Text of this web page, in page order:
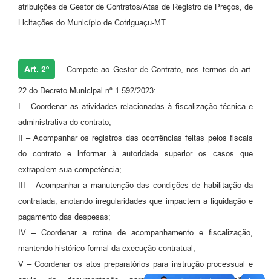
atribuições de Gestor de Contratos/Atas de Registro de Preços, de
Licitações do Município de Cotriguaçu-MT.
Art. 2º Compete ao Gestor de Contrato, nos termos do art.
22 do Decreto Municipal nº 1.592/2023:
I – Coordenar as atividades relacionadas à fiscalização técnica e
administrativa do contrato;
II – Acompanhar os registros das ocorrências feitas pelos fiscais
do contrato e informar à autoridade superior os casos que
extrapolem sua competência;
III – Acompanhar a manutenção das condições de habilitação da
contratada, anotando irregularidades que impactem a liquidação e
pagamento das despesas;
IV – Coordenar a rotina de acompanhamento e fiscalização,
mantendo histórico formal da execução contratual;
V – Coordenar os atos preparatórios para instrução processual e